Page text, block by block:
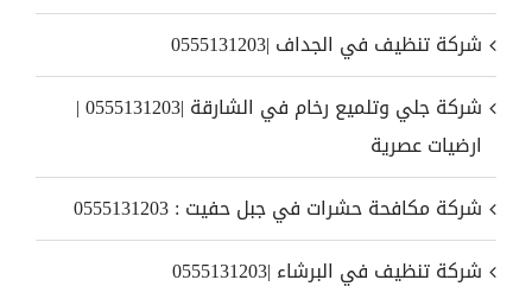
شركة تنظيف في الجداف |0555131203
شركة جلي وتلميع رخام في الشارقة |0555131203 |
ارضيات عصرية
شركة مكافحة حشرات في جبل حفيت : 0555131203
شركة تنظيف في البرشاء |0555131203